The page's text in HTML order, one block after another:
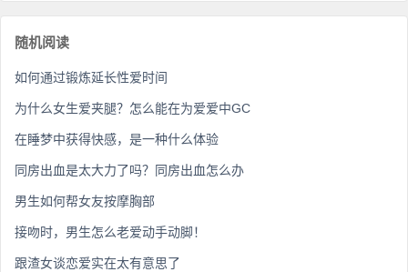
随机阅读
如何通过锻炼延长性爱时间
为什么女生爱夹腿？怎么能在为爱爱中GC
在睡梦中获得快感，是一种什么体验
同房出血是太大力了吗？同房出血怎么办
男生如何帮女友按摩胸部
接吻时，男生怎么老爱动手动脚！
跟渣女谈恋爱实在太有意思了